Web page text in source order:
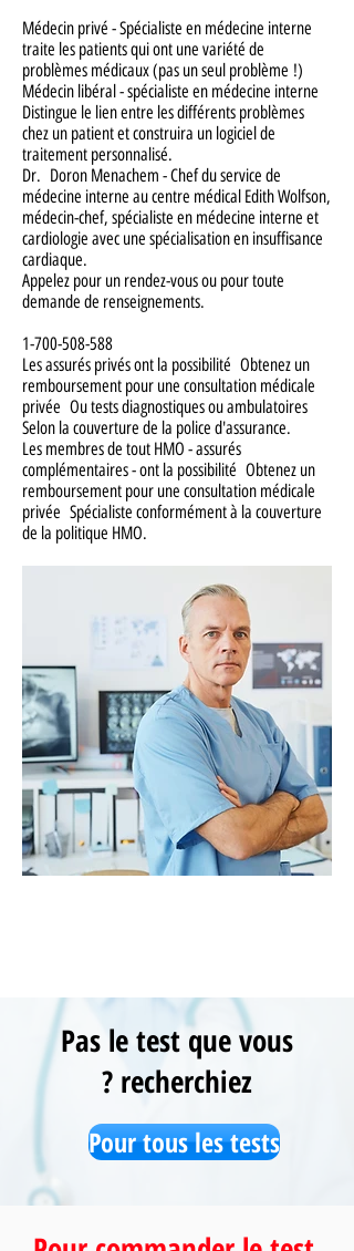
Médecin privé - Spécialiste en médecine interne
traite les patients qui ont une variété de
problèmes médicaux (pas un seul problème !)
Médecin libéral - spécialiste en médecine interne
Distingue le lien entre les différents problèmes
chez un patient et construira un logiciel de
traitement personnalisé.
Dr. Doron Menachem - Chef du service de
médecine interne au centre médical Edith Wolfson,
médecin-chef, spécialiste en médecine interne et
cardiologie avec une spécialisation en insuffisance
cardiaque.
Appelez pour un rendez-vous ou pour toute
demande de renseignements.
1-700-508-588
Les assurés privés ont la possibilité Obtenez un
remboursement pour une consultation médicale
privée Ou tests diagnostiques ou ambulatoires
Selon la couverture de la police d'assurance.
Les membres de tout HMO - assurés
complémentaires - ont la possibilité Obtenez un
remboursement pour une consultation médicale
privée Spécialiste conformément à la couverture
de la politique HMO.
Pas le test que vous
recherchiez ?
Pour tous les tests